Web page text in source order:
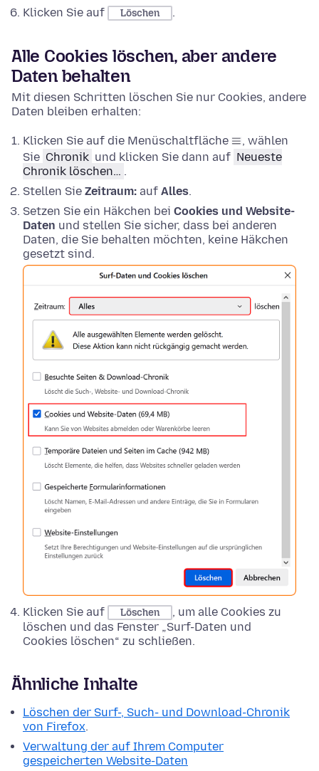
Klicken Sie auf
Löschen .
Alle Cookies löschen, aber andere
Daten behalten
Mit diesen Schritten löschen Sie nur Cookies, andere
Daten bleiben erhalten:
Klicken Sie auf die Menüschaltfläche
, wählen
Sie Chronik und klicken Sie dann auf Neueste
Chronik löschen… .
Stellen Sie Zeitraum: auf Alles.
Setzen Sie ein Häkchen bei Cookies und Website-
Daten und stellen Sie sicher, dass bei anderen
Daten, die Sie behalten möchten, keine Häkchen
gesetzt sind.
Klicken Sie auf Löschen
, um alle Cookies zu
löschen und das Fenster „Surf-Daten und
Cookies löschen“ zu schließen.
Ähnliche Inhalte
Löschen der Surf-, Such- und Download-Chronik
von Firefox.
Verwaltung der auf Ihrem Computer
gespeicherten Website-Daten